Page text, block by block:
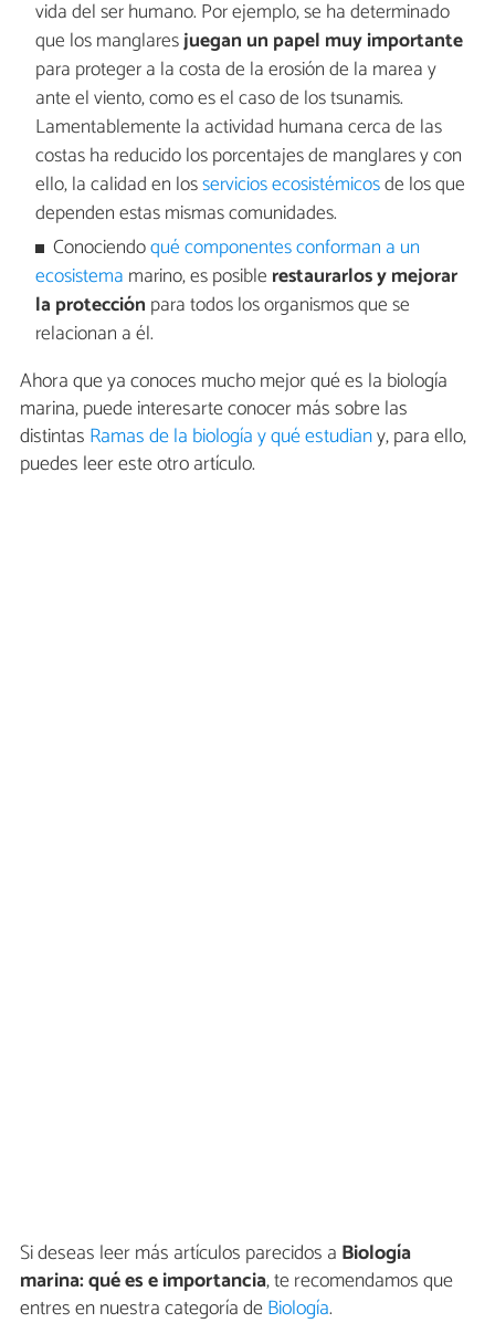
vida del ser humano. Por ejemplo, se ha determinado
que los manglaresjuegan un papel muy importante
para proteger a la costa de la erosión de la marea y
ante el viento, como es el caso de los tsunamis.
Lamentablemente la actividad humana cerca de las
costas ha reducido los porcentajes de manglares y con
ello, la calidad en losservicios ecosistémicosde los que
dependen estas mismas comunidades.
Conociendoqué componentes conforman a un
ecosistema marino, es posible restaurarlos y mejorar
la protección para todos los organismos que se
relacionan a él.
Ahora que ya conoces mucho mejor qué es la biología
marina, puede interesarte conocer más sobre las
distintas Ramas de la biología y qué estudiany, para ello,
puedes leer este otro artículo.
Si deseas leer más artículos parecidos a Biología
marina: qué es e importancia, te recomendamos que
entres en nuestra categoría deBiología.